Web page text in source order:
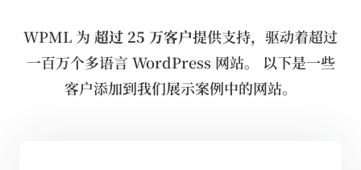
WPML 为 超过 25 万客户提供支持，驱动着超过
一百万个多语言 WordPress 网站。 以下是一些
客户添加到我们展示案例中的网站。